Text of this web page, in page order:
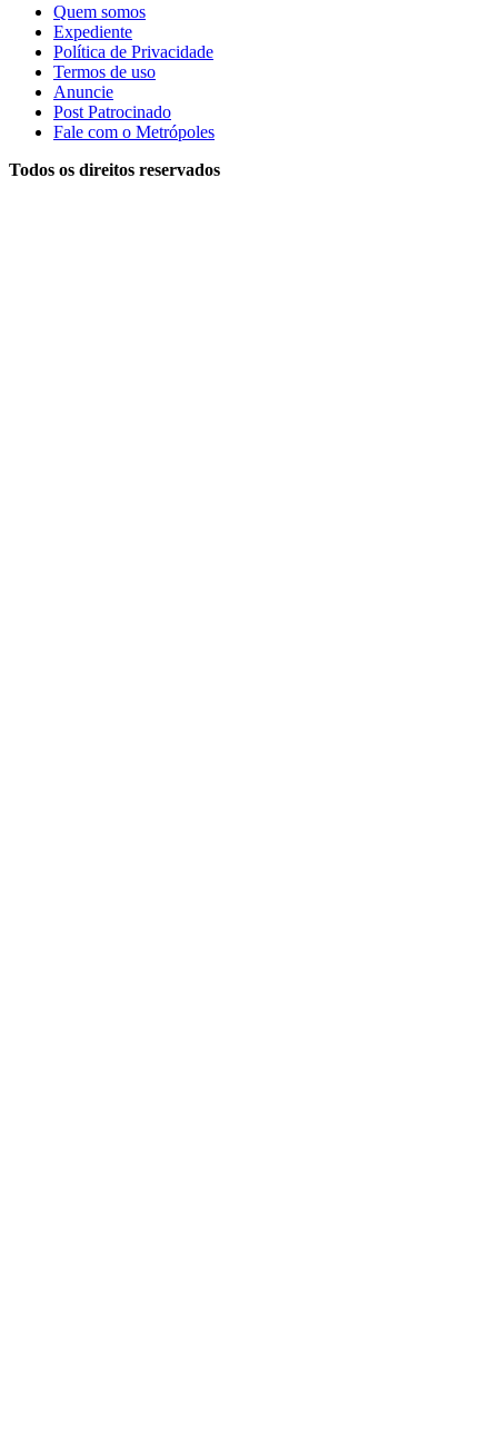
Quem somos
Expediente
Política de Privacidade
Termos de uso
Anuncie
Post Patrocinado
Fale com o Metrópoles
Todos os direitos reservados